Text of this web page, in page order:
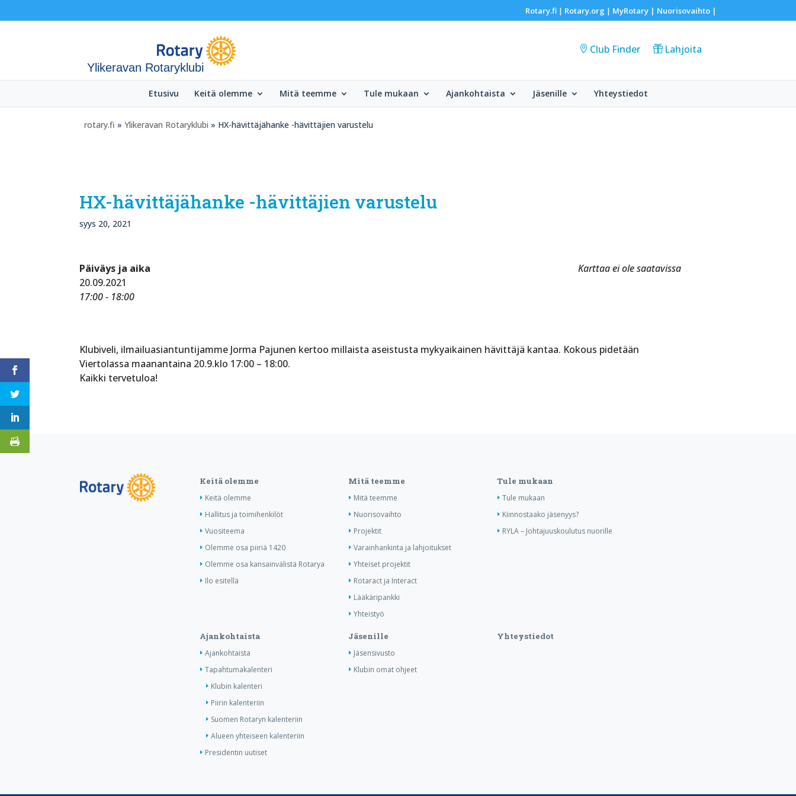
Rotary.fi| Rotary.org | MyRotary | Nuorisovaihto|
Ylikeravan Rotaryklubi
Club Finder Lahjoita
Etusivu Keitä olemme Mitä teemme Tule mukaan Ajankohtaista Jäsenille Yhteystiedot
rotary.fi » Ylikeravan Rotaryklubi » HX-hävittäjähanke -hävittäjien varustelu
HX-hävittäjähanke -hävittäjien varustelu
syys 20, 2021
Karttaa ei ole saatavissa
Päiväys ja aika
20.09.2021
17:00 - 18:00
Klubiveli, ilmailuasiantuntijamme Jorma Pajunen kertoo millaista aseistusta mykyaikainen hävittäjä kantaa. Kokous pidetään
Viertolassa maanantaina 20.9.klo 17:00 – 18:00.
Kaikki tervetuloa!
Keitä olemme
Keitä olemme
Hallitus ja toimihenkilöt
Vuositeema
Olemme osa piiriä 1420
Olemme osa kansainvälistä Rotarya
Ilo esitellä
Mitä teemme
Mitä teemme
Nuorisovaihto
Projektit
Varainhankinta ja lahjoitukset
Yhteiset projektit
Rotaract ja Interact
Lääkäripankki
Yhteistyö
Tule mukaan
Tule mukaan
Kiinnostaako jäsenyys?
RYLA – Johtajuuskoulutus nuorille
Ajankohtaista
Ajankohtaista
Tapahtumakalenteri
Klubin kalenteri
Piirin kalenteriin
Suomen Rotaryn kalenteriin
Alueen yhteiseen kalenteriin
Presidentin uutiset
Jäsenille
Jäsensivusto
Klubin omat ohjeet
Yhteystiedot